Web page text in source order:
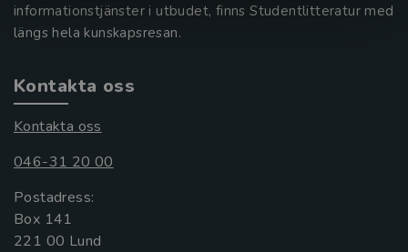
informationstjänster i utbudet, finns Studentlitteratur med
längs hela kunskapsresan.
Kontakta oss
Kontakta oss
046-31 20 00
Postadress:
Box 141
221 00 Lund